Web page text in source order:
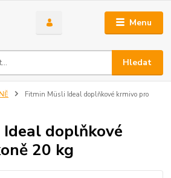
Menu
Hledat
Fitmin Müsli Ideal doplňkové krmivo pro
doplňkové
20 kg